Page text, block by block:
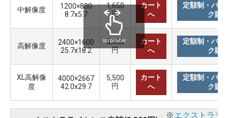
中解像度
1200×800
8.7x5.7
1,650
円
カート
へ
定額制・バリ
ク購
高解像度
2400×1600
25.7x18.2
3,300
円
カート
へ
定額制・バリ
ク購
XL高解像
度
4000×2667
42.0x29.7
5,500
円
カート
へ
定額制・バリ
ク購
※エクストララ
scrollable